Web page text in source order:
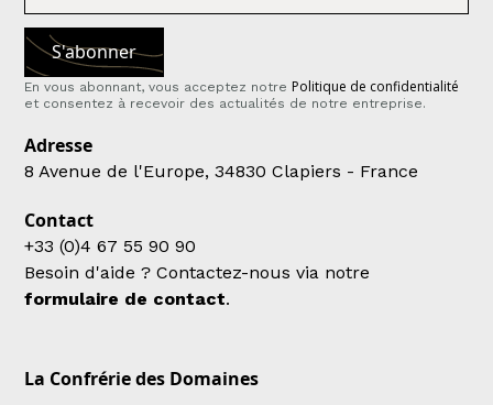
En vous abonnant, vous acceptez notre Politique de confidentialité
et consentez à recevoir des actualités de notre entreprise.
Adresse
8 Avenue de l'Europe, 34830 Clapiers - France
Contact
+33 (0)4 67 55 90 90
Besoin d'aide ? Contactez-nous via notre
formulaire de contact.
La Confrérie des Domaines